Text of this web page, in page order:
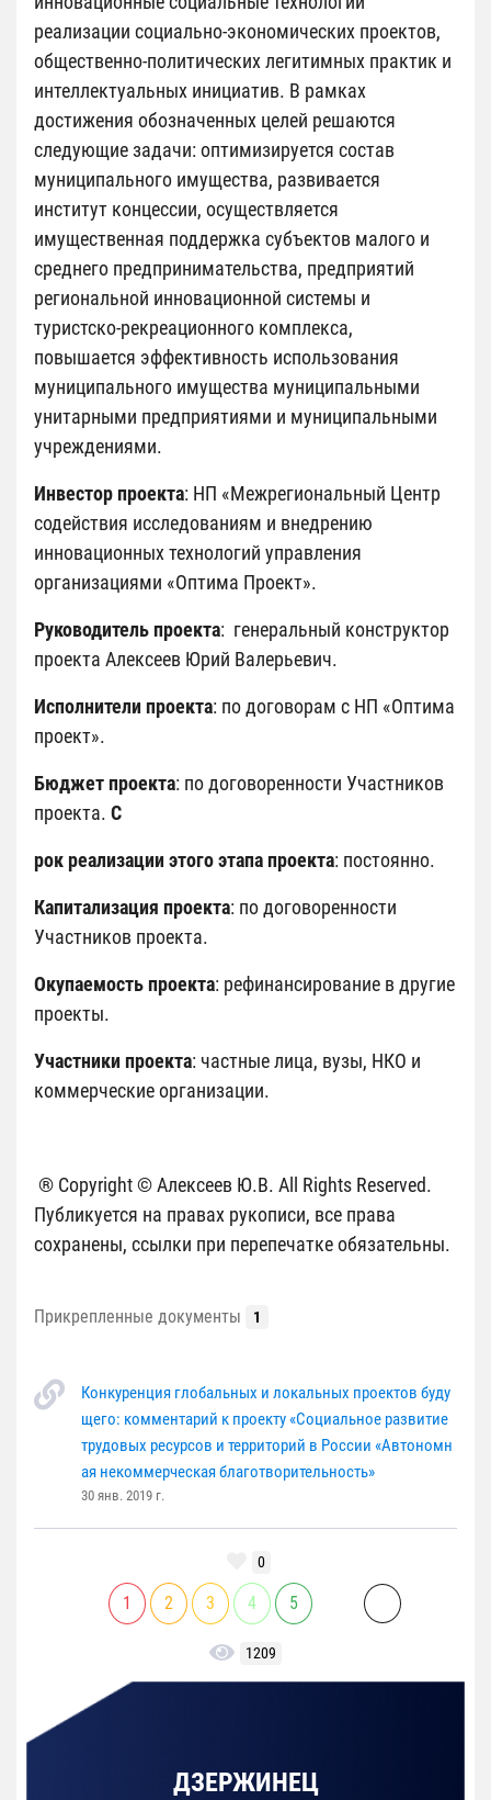
реализации социально-экономических проектов,
общественно-политических легитимных практик и
интеллектуальных инициатив. В рамках
достижения обозначенных целей решаются
следующие задачи: оптимизируется состав
муниципального имущества, развивается
институт концессии, осуществляется
имущественная поддержка субъектов малого и
среднего предпринимательства, предприятий
региональной инновационной системы и
туристско-рекреационного комплекса,
повышается эффективность использования
муниципального имущества муниципальными
унитарными предприятиями и муниципальными
учреждениями.
Инвестор проекта: НП «Межрегиональный Центр
содействия исследованиям и внедрению
инновационных технологий управления
организациями «Оптима Проект».
Руководитель проекта: генеральный конструктор
проекта Алексеев Юрий Валерьевич.
Исполнители проекта: по договорам с НП «Оптима
проект».
Бюджет проекта: по договоренности Участников
проекта. С
рок реализации этого этапа проекта: постоянно.
Капитализация проекта: по договоренности
Участников проекта.
Окупаемость проекта: рефинансирование в другие
проекты.
Участники проекта: частные лица, вузы, НКО и
коммерческие организации.
® Copyright © Алексеев Ю.В. All Rights Reserved.
Публикуется на правах рукописи, все права
сохранены, ссылки при перепечатке обязательны.
Прикрепленные документы 1
Конкуренция глобальных и локальных проектов буду
щего: комментарий к проекту «Социальное развитие
трудовых ресурсов и территорий в России «Автономн
ая некоммерческая благотворительность»
30 янв. 2019 г.
0
1 2 3 4 5
1209
ДЗЕРЖИНЕЦ